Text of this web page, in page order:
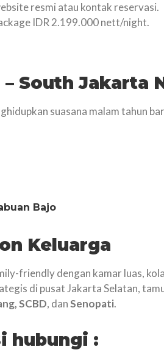
resmi atau kontak reservasi.
IDR 2.199.000 nett/night.
South Jakarta
suasana malam tahun
Bajo
Keluarga
friendly dengan kamar luas,
di pusat Jakarta Selatan,
SCBD, danSenopati.
hubungi :